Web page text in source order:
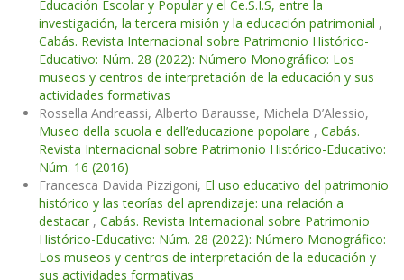
Educación Escolar y Popular y el Ce.S.I.S, entre la
investigación, la tercera misión y la educación patrimonial ,
Cabás. Revista Internacional sobre Patrimonio Histórico-
Educativo: Núm. 28 (2022): Número Monográfico: Los
museos y centros de interpretación de la educación y sus
actividades formativas
Rossella Andreassi, Alberto Barausse, Michela D’Alessio,
Museo della scuola e dell’educazione popolare , Cabás.
Revista Internacional sobre Patrimonio Histórico-Educativo:
Núm. 16 (2016)
Francesca Davida Pizzigoni, El uso educativo del patrimonio
histórico y las teorías del aprendizaje: una relación a
destacar , Cabás. Revista Internacional sobre Patrimonio
Histórico-Educativo: Núm. 28 (2022): Número Monográfico:
Los museos y centros de interpretación de la educación y
sus actividades formativas